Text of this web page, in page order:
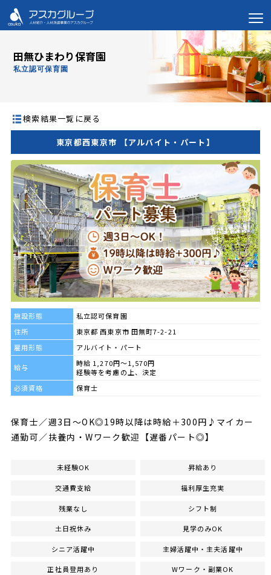
田無ひまわり保育園
私立認可保育園
検索結果一覧に戻る
東京都西東京市 【アルバイト・パート】
施設形態
私立認可保育園
住所
東京都 西東京市 田無町7-2-21
雇用形態
アルバイト・パート
給与
時給 1,270円～1,570円
経験等を考慮の上、決定
必須資格
保育士
保育士／週3日～OK◎19時以降は時給＋300円♪マイカー
通勤可／扶養内・Wワーク歓迎【遅番パート◎】
未経験OK 昇給あり
交通費支給 福利厚生充実
残業なし シフト制
土日祝休み 見学のみOK
シニア活躍中 主婦活躍中・主夫活躍中
正社員登用あり Wワーク・副業OK